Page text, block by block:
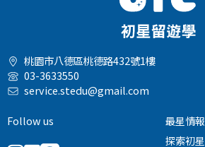
桃園市八德區桃德路432號1樓
03-3633550
service.stedu@gmail.com
Follow us
最星情報
探索初星